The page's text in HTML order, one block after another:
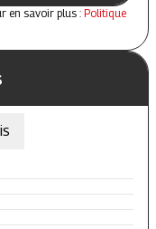
en savoir plus : Politique